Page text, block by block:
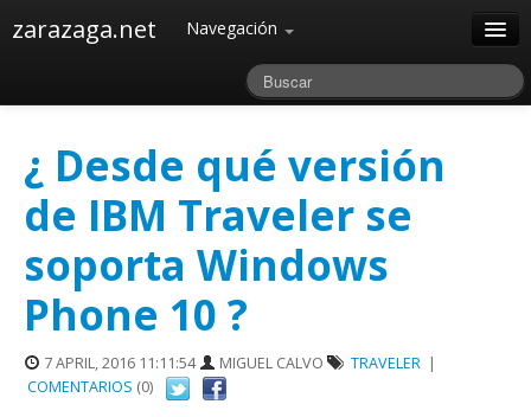
zarazaga.net Navegación
Archivos
¿ Desde qué versión
de IBM Traveler se
soporta Windows
Phone 10 ?
7 APRIL, 2016 11:11:54 MIGUEL CALVO TRAVELER |
COMENTARIOS (0)